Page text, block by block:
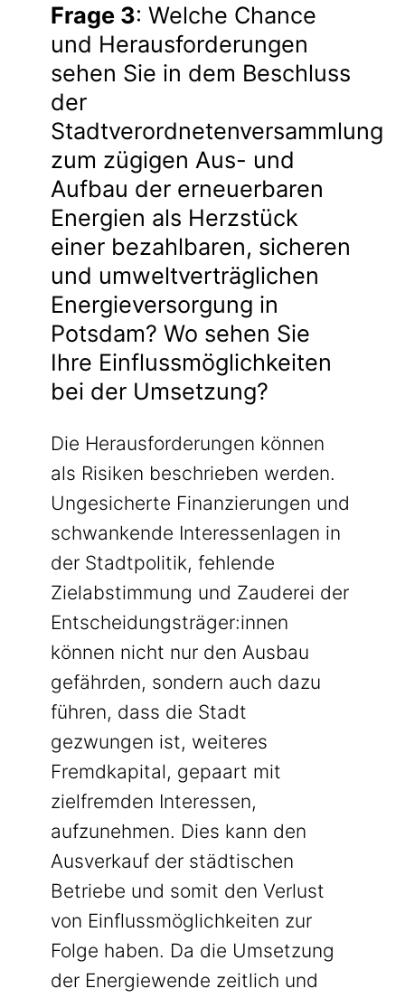
Frage 3: Welche Chance
und Herausforderungen
sehen Sie in dem Beschluss
der
Stadtverordnetenversammlung
zum zügigen Aus- und
Aufbau der erneuerbaren
Energien als Herzstück
einer bezahlbaren, sicheren
und umweltverträglichen
Energieversorgung in
Potsdam? Wo sehen Sie
Ihre Einflussmöglichkeiten
bei der Umsetzung?
Die Herausforderungen können
als Risiken beschrieben werden.
Ungesicherte Finanzierungen und
schwankende Interessenlagen in
der Stadtpolitik, fehlende
Zielabstimmung und Zauderei der
Entscheidungsträger:innen
können nicht nur den Ausbau
gefährden, sondern auch dazu
führen, dass die Stadt
gezwungen ist, weiteres
Fremdkapital, gepaart mit
zielfremden Interessen,
aufzunehmen. Dies kann den
Ausverkauf der städtischen
Betriebe und somit den Verlust
von Einflussmöglichkeiten zur
Folge haben. Da die Umsetzung
der Energiewende zeitlich und